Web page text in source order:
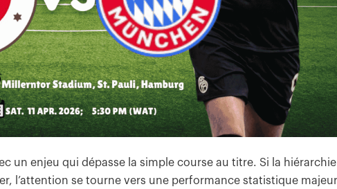
un enjeu qui dépasse la simple course au titre. Si la hiérarchie
l’attention se tourne vers une performance statistique